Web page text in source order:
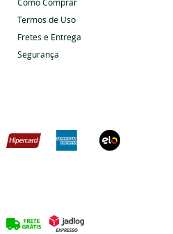
Termos de Uso
Fretes e Entrega
Segurança